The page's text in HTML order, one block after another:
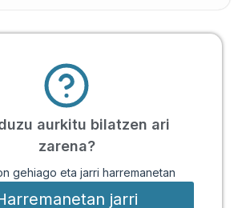
aurkitu bilatzen ari
zarena?
gehiago eta jarri harremanetan
jarri